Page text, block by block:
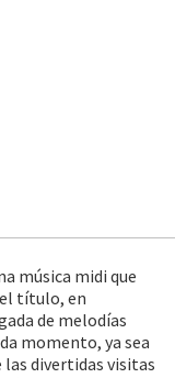
música midi que
título, en
de melodías
momento, ya sea
divertidas visitas